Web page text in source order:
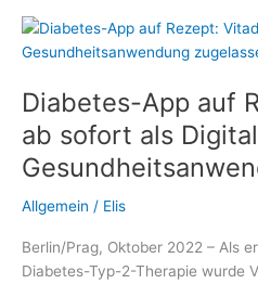
durch
Diabeloops
Closed-
Loop-
System
Diabetes-App auf
ab sofort als
Allgemein / Elis
Berlin/Prag, Oktober 2022 – Als
Diabetes-Typ-2-Therapie wurde